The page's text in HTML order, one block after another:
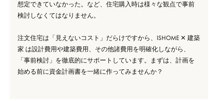
想定できていなかった。など、住宅購入時は様々な観点で事前
検討しなくてはなりません。
注文住宅は「見えないコスト」だらけですから、ISHOME ✕ 建築
家 は設計費用や建築費用、その他諸費用を明確化しながら、
「事前検討」を徹底的にサポートしています。まずは、計画を
始める前に資金計画書を一緒に作ってみませんか？